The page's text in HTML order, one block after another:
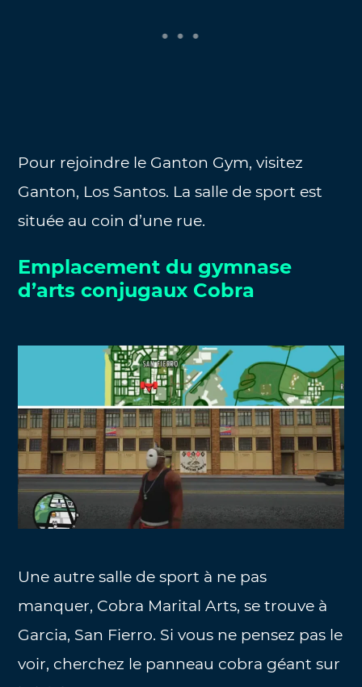
Pour rejoindre le Ganton Gym, visitez
Ganton, Los Santos. La salle de sport est
située au coin d’une rue.
Emplacement du gymnase
d’arts conjugaux Cobra
Une autre salle de sport à ne pas
manquer, Cobra Marital Arts, se trouve à
Garcia, San Fierro. Si vous ne pensez pas le
voir, cherchez le panneau cobra géant sur